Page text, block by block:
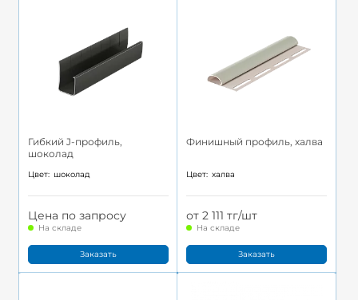
Гибкий J-профиль,
шоколад
Цвет: шоколад
Цена по запросу
На складе
Заказать
Финишный профиль, халва
Цвет: халва
от 2 111 тг/шт
На складе
Заказать